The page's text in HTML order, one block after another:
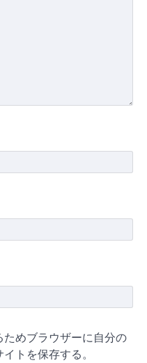
めブラウザーに自分の
トを保存する。